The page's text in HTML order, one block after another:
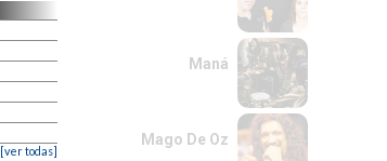
[ver todas]
Maná
Mago De Oz